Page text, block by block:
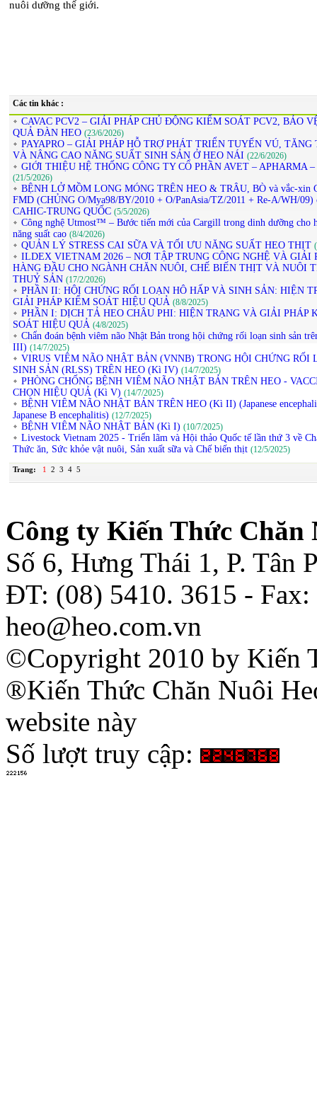
nuôi dưỡng thế giới.
Các tin khác :
CAVAC PCV2 – GIẢI PHÁP CHỦ ĐỘNG KIỂM SOÁT PCV2, BẢO
QUẢ ĐÀN HEO (23/6/2026)
PAYAPRO – GIẢI PHÁP HỖ TRỢ PHÁT TRIỂN TUYẾN VÚ, TĂNG
VÀ NÂNG CAO NĂNG SUẤT SINH SẢN Ở HEO NÁI (22/6/2026)
GIỚI THIỆU HỆ THỐNG CÔNG TY CỔ PHẦN AVET – APHARMA
(21/5/2026)
BỆNH LỞ MỒM LONG MÓNG TRÊN HEO & TRÂU, BÒ và vắc-xin
FMD (CHỦNG O/Mya98/BY/2010 + O/PanAsia/TZ/2011 + Re-A/WH/09)
CAHIC-TRUNG QUỐC (5/5/2026)
Công nghệ Utmost™ – Bước tiến mới của Cargill trong dinh dưỡng cho
năng suất cao (8/4/2026)
QUẢN LÝ STRESS CAI SỮA VÀ TỐI ƯU NĂNG SUẤT HEO THỊT
ILDEX VIETNAM 2026 – NƠI TẬP TRUNG CÔNG NGHỆ VÀ GIẢI
HÀNG ĐẦU CHO NGÀNH CHĂN NUÔI, CHẾ BIẾN THỊT VÀ NUÔI
THUỶ SẢN (17/2/2026)
PHẦN II: HỘI CHỨNG RỐI LOẠN HÔ HẤP VÀ SINH SẢN: HIỆN
GIẢI PHÁP KIỂM SOÁT HIỆU QUẢ (8/8/2025)
PHẦN I: DỊCH TẢ HEO CHÂU PHI: HIỆN TRẠNG VÀ GIẢI PHÁP
SOÁT HIỆU QUẢ (4/8/2025)
Chẩn đoán bệnh viêm não Nhật Bản trong hội chứng rối loạn sinh sản
III) (14/7/2025)
VIRUS VIÊM NÃO NHẬT BẢN (VNNB) TRONG HỘI CHỨNG RỐI
SINH SẢN (RLSS) TRÊN HEO (Kì IV) (14/7/2025)
PHÒNG CHỐNG BỆNH VIÊM NÃO NHẬT BẢN TRÊN HEO -
CHỌN HIỆU QUẢ (Kì V) (14/7/2025)
BỆNH VIÊM NÃO NHẬT BẢN TRÊN HEO (Kì II) (Japanese
Japanese B encephalitis) (12/7/2025)
BỆNH VIÊM NÃO NHẬT BẢN (Kì I) (10/7/2025)
Livestock Vietnam 2025 - Triển lãm và Hội thảo Quốc tế lần thứ 3 về
Thức ăn, Sức khỏe vật nuôi, Sản xuất sữa và Chế biến thịt (12/5/2025)
Trang: 1 2 3 4 5
Công ty Kiến Thức Chăn
Số 6, Hưng Thái 1, P. Tân
ĐT: (08) 5410. 3615 -
heo@heo.com.vn
©Copyright 2010 by Kiến
®Kiến Thức Chăn Nuôi
website này
Số lượt truy cập: